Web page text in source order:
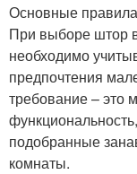
Основные
При выборе штор
необходимо
предпочтения
требование – это
подобранные
комнаты.